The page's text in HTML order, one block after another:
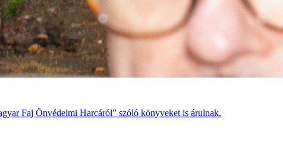
Faj Önvédelmi Harcáról” szóló könyveket is árulnak.